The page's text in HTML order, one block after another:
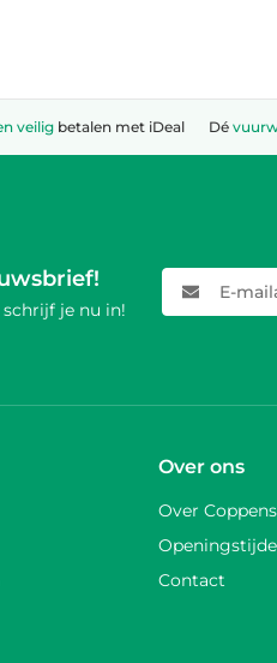
veiligbetalen met iDeal Dé
je nu in!
E-
Over ons
Over Coppens
Contact